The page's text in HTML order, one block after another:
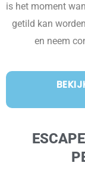
is het moment
getild kan
en neem